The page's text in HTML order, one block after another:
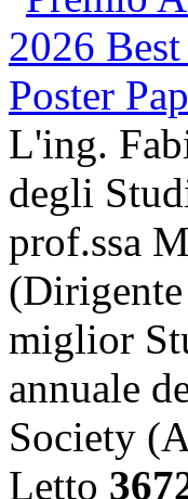
L'ing.
degli
prof.ssa
miglior
annuale
Society
Letto